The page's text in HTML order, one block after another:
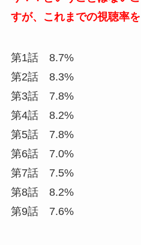
すが、これまでの視聴率
第1話 8.7%
第2話 8.3%
第3話 7.8%
第4話 8.2%
第5話 7.8%
第6話 7.0%
第7話 7.5%
第8話 8.2%
第9話 7.6%